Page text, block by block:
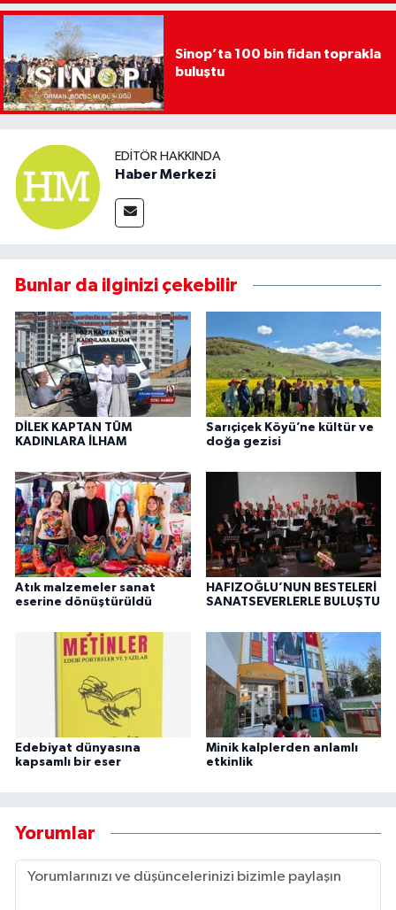
Sinop’ta 100 bin fidan toprakla
buluştu
EDITÖR HAKKINDA
Haber Merkezi
Bunlar da ilginizi çekebilir
DİLEK KAPTAN TÜM
KADINLARA İLHAM
Sarıçiçek Köyü’ne kültür ve
doğa gezisi
Atık malzemeler sanat
eserine dönüştürüldü
HAFIZOĞLU’NUN BESTELERİ
SANATSEVERLERLE BULUŞTU
Edebiyat dünyasına
kapsamlı bir eser
Minik kalplerden anlamlı
etkinlik
Yorumlar